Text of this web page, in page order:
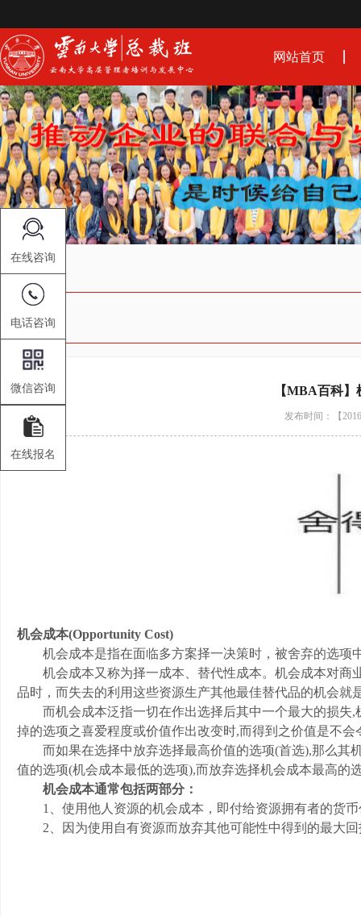
网站首页
观点悦读
【MBA百科】
发布时间：【
机会成本(Opportunity Cost)
机会成本是指在面临多方案择一决策时，被舍弃的选项
机会成本又称为择一成本、替代性成本。机会成本对商
品时，而失去的利用这些资源生产其他最佳替代品的机会就
而机会成本泛指一切在作出选择后其中一个最大的损失,
掉的选项之喜爱程度或价值作出改变时,而得到之价值是不会
而如果在选择中放弃选择最高价值的选项(首选),那么其
值的选项(机会成本最低的选项),而放弃选择机会成本最高的
机会成本通常包括两部分：
1、使用他人资源的机会成本，即付给资源拥有者的货币
2、因为使用自有资源而放弃其他可能性中得到的最大回
在线咨询
电话咨询
微信咨询
在线报名